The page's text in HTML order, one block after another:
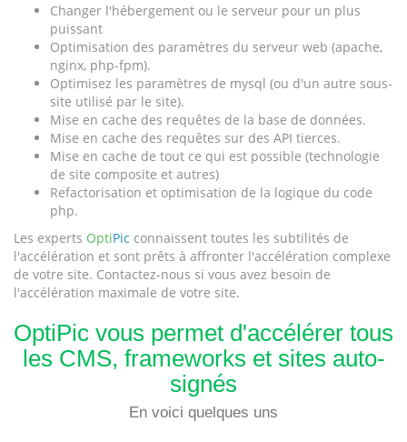
Changer l'hébergement ou le serveur pour un plus
puissant
Optimisation des paramètres du serveur web (apache,
nginx, php-fpm).
Optimisez les paramètres de mysql (ou d'un autre sous-
site utilisé par le site).
Mise en cache des requêtes de la base de données.
Mise en cache des requêtes sur des API tierces.
Mise en cache de tout ce qui est possible (technologie
de site composite et autres)
Refactorisation et optimisation de la logique du code
php.
Les experts OptiPic connaissent toutes les subtilités de
l'accélération et sont prêts à affronter l'accélération complexe
de votre site. Contactez-nous si vous avez besoin de
l'accélération maximale de votre site.
OptiPic vous permet d'accélérer tous
les CMS, frameworks et sites auto-
signés
En voici quelques uns